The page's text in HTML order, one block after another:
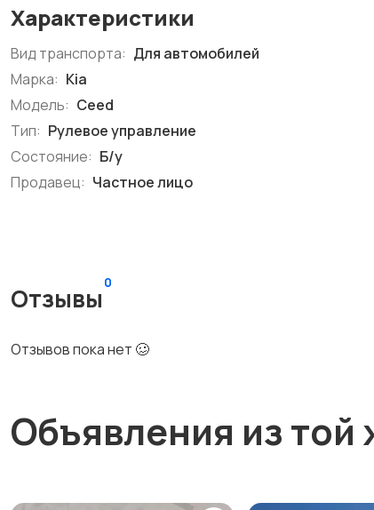
Характеристики
Вид транспорта: Для автомобилей
Марка: Kia
Модель: Ceed
Тип: Рулевое управление
Состояние: Б/у
Продавец: Частное лицо
Отзывы
0
Отзывов пока нет 🥴
Объявления из той